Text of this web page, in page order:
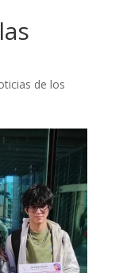
de los